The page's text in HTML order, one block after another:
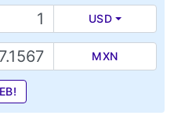
USD
MXN